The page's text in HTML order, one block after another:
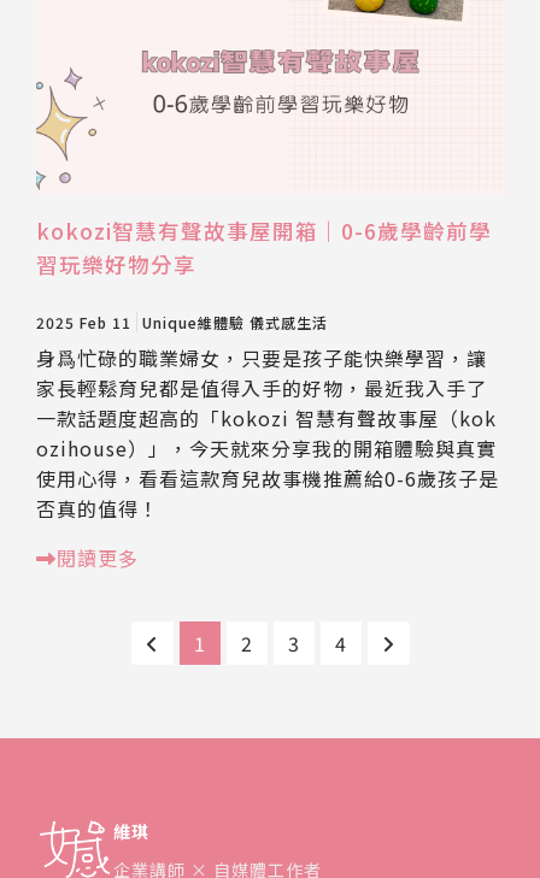
kokozi智慧有聲故事屋開箱｜0-6歲學齡前學
習玩樂好物分享
2025 Feb 11 Unique維體驗 儀式感生活
身爲忙碌的職業婦女，只要是孩子能快樂學習，讓
家長輕鬆育兒都是值得入手的好物，最近我入手了
一款話題度超高的「kokozi 智慧有聲故事屋（kok
ozihouse）」，今天就來分享我的開箱體驗與真實
使用心得，看看這款育兒故事機推薦給0-6歲孩子是
否真的值得！
閱讀更多
1 2 3 4
維琪
企業講師 × 自媒體工作者